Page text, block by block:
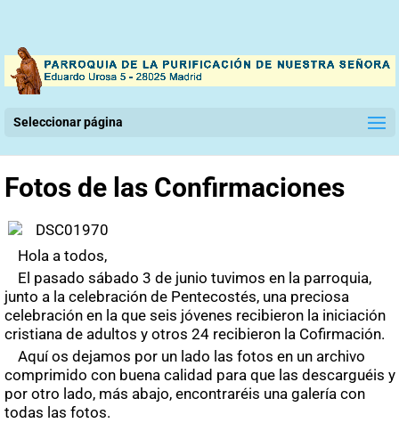
Seleccionar página
Fotos de las Confirmaciones
Hola a todos,
El pasado sábado 3 de junio tuvimos en la parroquia,
junto a la celebración de Pentecostés, una preciosa
celebración en la que seis jóvenes recibieron la iniciación
cristiana de adultos y otros 24 recibieron la Cofirmación.
Aquí os dejamos por un lado las fotos en un archivo
comprimido con buena calidad para que las descarguéis y
por otro lado, más abajo, encontraréis una galería con
todas las fotos.